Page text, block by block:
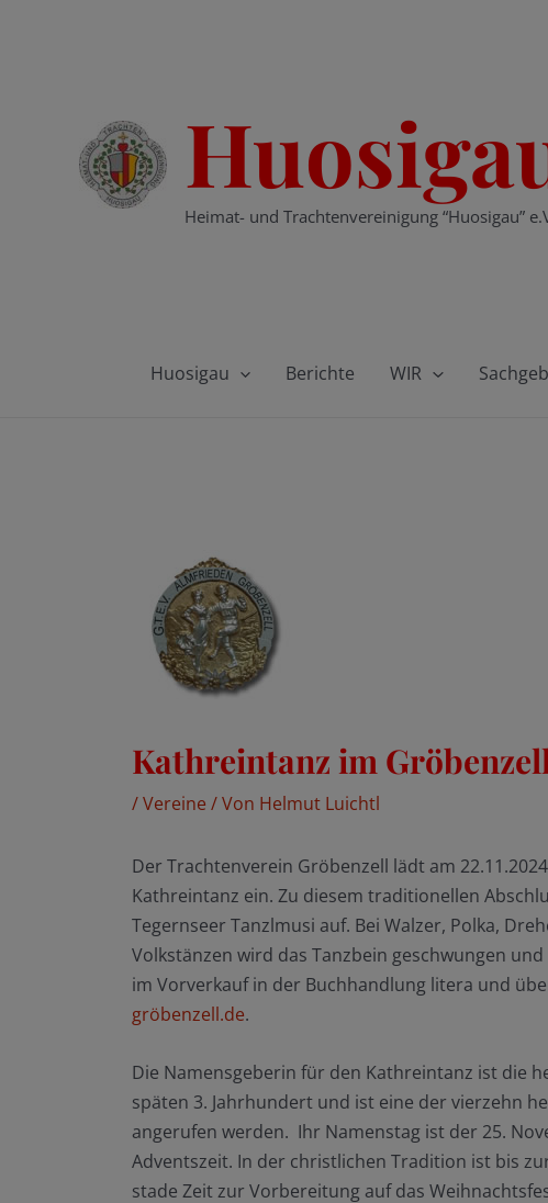
Heimat- und Trachtenvereinigung “Huosigau”
Huosigau Berichte WIR
Kathreintanz im
/Vereine / Von Helmut Luichtl
Der Trachtenverein Gröbenzell lädt am
Kathreintanz ein. Zu diesem traditionellen
Tegernseer Tanzlmusi auf. Bei Walzer, Polka,
Volkstänzen wird das Tanzbein geschwungen
im Vorverkauf in der Buchhandlung litera und
gröbenzell.de.
Die Namensgeberin für den Kathreintanz ist die
späten 3. Jahrhundert und ist eine der vierzehn
angerufen werden. Ihr Namenstag ist der 25.
Adventszeit. In der christlichen Tradition ist bis
stade Zeit zur Vorbereitung auf das